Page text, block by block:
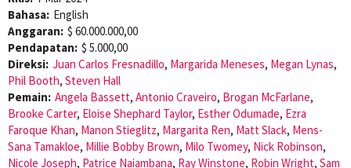
Bahasa: English
Anggaran: $ 60.000.000,00
Pendapatan: $ 5.000,00
Direksi: Juan Carlos Fresnadillo, Margarida Meneses, Megan Lynas,
Phil Booth, Steven Hall
Pemain: Angela Bassett, Antonio Craveiro, Brogan McFarlane,
Brooke Carter, Eloise Shephard Taylor, Esther Odumade, Ezra
Faroque Khan, Manon Stieglitz, Margarita Ren, Matt Slack, Mens-
Sana Tamakloe, Millie Bobby Brown, Milo Twomey, Nick Robinson,
Nicole Joseph, Patrice Naiambana, Ray Winstone, Robin Wright, Sam